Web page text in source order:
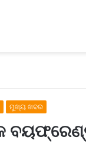
ମୁଖ୍ୟ ଖବର